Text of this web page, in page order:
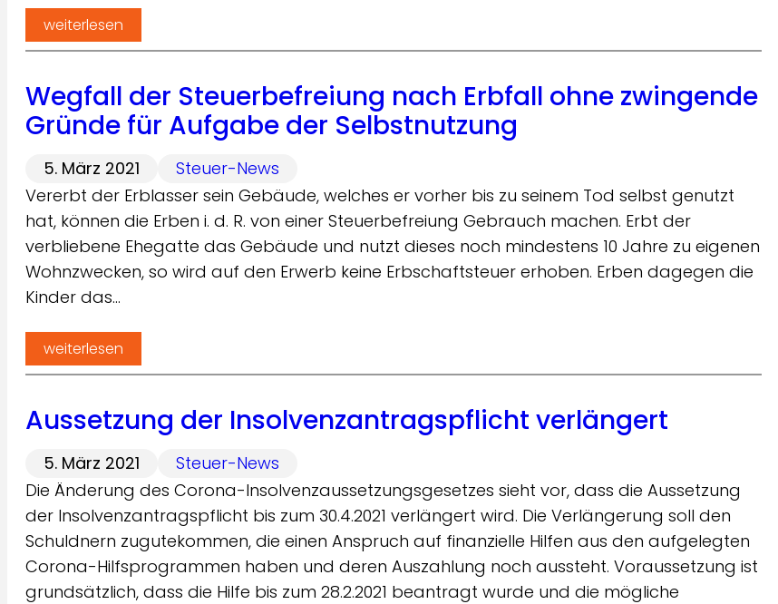
weiterlesen
Wegfall der Steuerbefreiung nach Erbfall ohne zwingende
Gründe für Aufgabe der Selbstnutzung
5. März 2021
Steuer-News
Vererbt der Erblasser sein Gebäude, welches er vorher bis zu seinem Tod selbst genutzt
hat, können die Erben i. d. R. von einer Steuerbefreiung Gebrauch machen. Erbt der
verbliebene Ehegatte das Gebäude und nutzt dieses noch mindestens 10 Jahre zu eigenen
Wohnzwecken, so wird auf den Erwerb keine Erbschaftsteuer erhoben. Erben dagegen die
Kinder das…
weiterlesen
Aussetzung der Insolvenzantragspflicht verlängert
5. März 2021
Steuer-News
Die Änderung des Corona-Insolvenzaussetzungsgesetzes sieht vor, dass die Aussetzung
der Insolvenzantragspflicht bis zum 30.4.2021 verlängert wird. Die Verlängerung soll den
Schuldnern zugutekommen, die einen Anspruch auf finanzielle Hilfen aus den aufgelegten
Corona-Hilfsprogrammen haben und deren Auszahlung noch aussteht. Voraussetzung ist
grundsätzlich, dass die Hilfe bis zum 28.2.2021 beantragt wurde und die mögliche